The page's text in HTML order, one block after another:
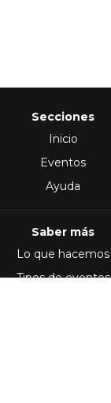
Secciones
Inicio
Eventos
Ayuda
Saber más
Lo que hacemos
Tipos de eventos